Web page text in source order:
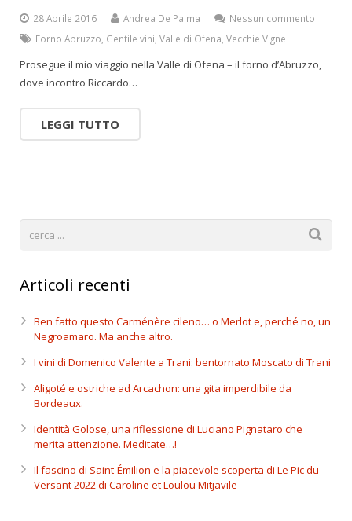
28 Aprile 2016 Andrea De Palma
Nessun commento
Forno Abruzzo Gentile vini Valle di Ofena Vecchie Vigne
Prosegue il mio viaggio nella Valle di Ofena – il forno d’Abruzzo,
dove incontro Riccardo…
LEGGI TUTTO
Articoli recenti
Ben fatto questo Carménère cileno… o Merlot e, perché no, un
Negroamaro. Ma anche altro.
I vini di Domenico Valente a Trani: bentornato Moscato di Trani
Aligoté e ostriche ad Arcachon: una gita imperdibile da
Bordeaux.
Identità Golose, una riflessione di Luciano Pignataro che
merita attenzione. Meditate…!
Il fascino di Saint-Émilion e la piacevole scoperta di Le Pic du
Versant 2022 di Caroline et Loulou Mitjavile